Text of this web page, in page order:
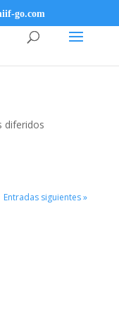
go.com
diferidos
Entradas siguientes »